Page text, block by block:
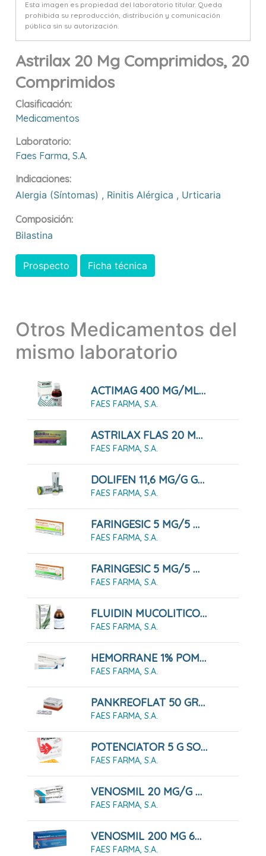
Esta imagen es propiedad del laboratorio titular. Queda
prohibida su reproducción, distribución y comunicación
pública sin su autorización.
Astrilax 20 Mg Comprimidos, 20
Comprimidos
Clasificación:
Medicamentos
Laboratorio:
Faes Farma, S.a.
Indicaciones:
Alergia (síntomas) , Rinitis Alérgica , Urticaria
Composición:
Bilastina
Prospecto Ficha técnica
Otros Medicamentos del
mismo laboratorio
ACTIMAG 400 MG/ML SOLUCIÓN 100 ML
FAES FARMA, S.A.
ASTRILAX FLAS 20 MG COMPRIMIDOS BUCODISPERSABLES, 20 COMPRIMIDOS
FAES FARMA, S.A.
DOLIFEN 11,6 MG/G GEL 60 G
FAES FARMA, S.A.
FARINGESIC 5 MG/5 MG COMPRIMIDOS PARA CHUPAR SABOR LIMÓN, 20 COMPRIMIDOS
FAES FARMA, S.A.
FARINGESIC 5 MG/5 MG COMPRIMIDOS PARA CHUPAR SABOR MENTA, 20 COMPRIMIDOS
FAES FARMA, S.A.
FLUIDIN MUCOLITICO, FRASCO DE 200 ML
FAES FARMA, S.A.
HEMORRANE 1% POMADA RECTAL 30 G
FAES FARMA, S.A.
PANKREOFLAT 50 GRAGEAS
FAES FARMA, S.A.
POTENCIATOR 5 G SOLUCIÓN ORAL , 20 AMPOLLAS DE 10 ML
FAES FARMA, S.A.
VENOSMIL 20 MG/G GEL 60 G
FAES FARMA, S.A.
VENOSMIL 200 MG 60 CAPSULAS DURAS
FAES FARMA, S.A.